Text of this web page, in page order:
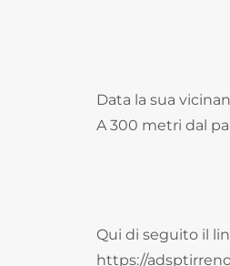
Data la sua
A 300 metri dal
Qui di seguito il
https://